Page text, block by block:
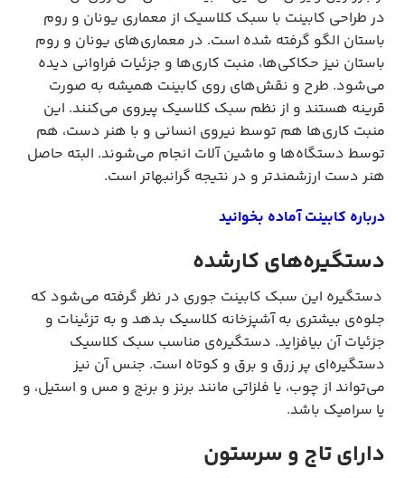
در طراحی کابینت با سبک کلاسیک از معماری یونان و روم
باستان الگو گرفته شده است. در معماری‌های یونان و روم
باستان نیز حکاکی‌ها، منبت کاری‌ها و جزئیات فراوانی دیده
می‌شود. طرح و نقش‌های روی کابینت همیشه به صورت
قرینه هستند و از نظم سبک کلاسیک پیروی می‌کنند. این
منبت کاری‌ها هم توسط نیروی انسانی و با هنر دست، هم
توسط دستگاه‌ها و ماشین آلات انجام می‌شوند. البته حاصل
هنر دست ارزشمندتر و در نتیجه گرانبهاتر است.
درباره کابینت آماده بخوانید
دستگیره‌های کارشده
دستگیره‌ این سبک کابینت جوری در نظر گرفته می‌شود که
جلوه‌ی بیشتری به آشپزخانه کلاسیک بدهد و به تزئینات و
جزئیات آن بیافزاید. دستگیره‌ی مناسب سبک کلاسیک
دستگیره‌ای پر زرق و برق و کوتاه است. جنس آن نیز
می‌تواند از چوب، یا فلزاتی مانند برنز و برنج و مس و استیل، و
یا سرامیک باشد.
دارای تاج و سرستون